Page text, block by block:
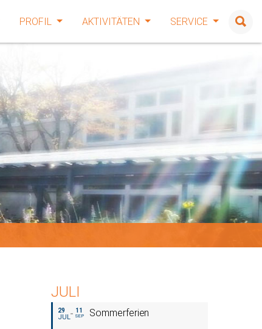
PROFIL AKTIVITÄTEN SERVICE
JULI
29
JUL
11
SEP Sommerferien